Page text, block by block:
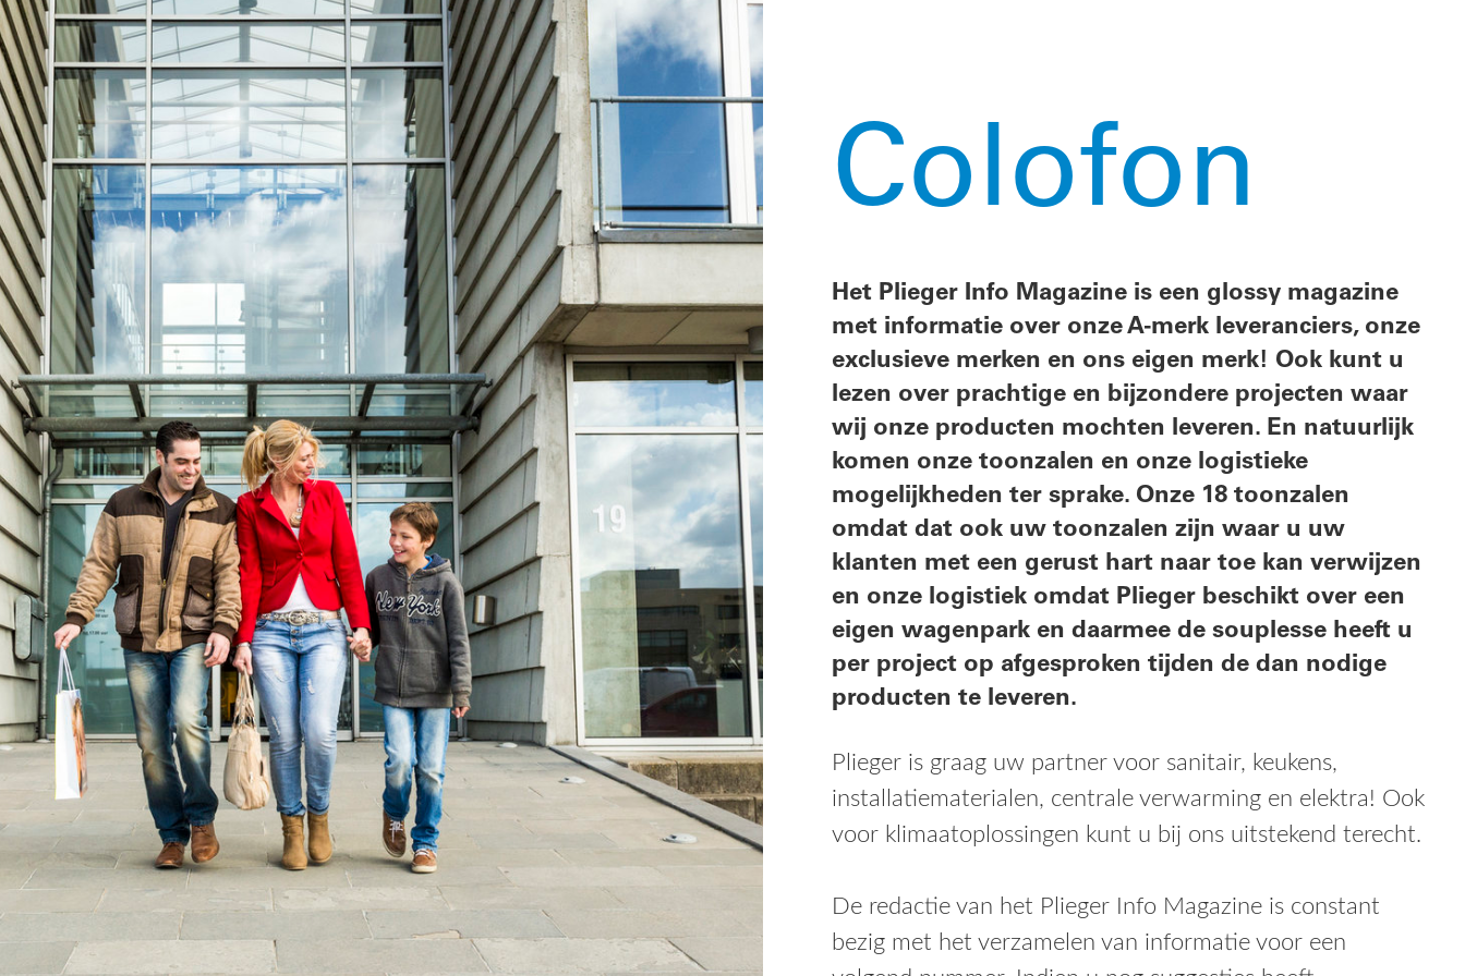
Colofon
Het Plieger Info Magazine is een glossy magazine
met informatie over onze A-merk leveranciers, onze
exclusieve merken en ons eigen merk! Ook kunt u
lezen over prachtige en bijzondere projecten waar
wij onze producten mochten leveren. En natuurlijk
komen onze toonzalen en onze logistieke
mogelijkheden ter sprake. Onze 18 toonzalen
omdat dat ook uw toonzalen zijn waar u uw
klanten met een gerust hart naar toe kan verwijzen
en onze logistiek omdat Plieger beschikt over een
eigen wagenpark en daarmee de souplesse heeft u
per project op afgesproken tijden de dan nodige
producten te leveren.
Plieger is graag uw partner voor sanitair, keukens,
installatiematerialen, centrale verwarming en elektra! Ook
voor klimaatoplossingen kunt u bij ons uitstekend terecht.
De redactie van het Plieger Info Magazine is constant
bezig met het verzamelen van informatie voor een
volgend nummer. Indien u nog suggesties heeft,
bijvoorbeeld een mooi project, aarzel dan niet om contact
met ons op te nemen.